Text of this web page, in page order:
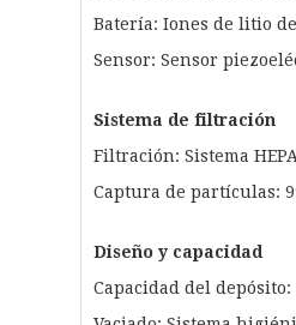
Batería: Iones de litio
Sensor: Sensor
Sistema de filtración
Filtración: Sistema
Captura de partículas:
Diseño y capacidad
Capacidad del depósito: